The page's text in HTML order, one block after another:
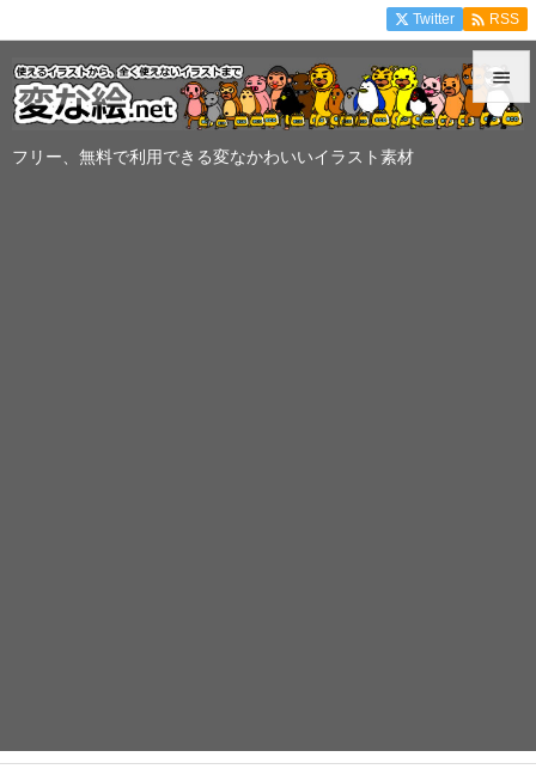
フリー、無料で利用できる変なかわいいイラスト素材


Twitter  RSS